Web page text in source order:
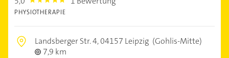
PHYSIOTHERAPIE
Landsberger Str. 4,04157 Leipzig (Gohlis-Mitte)
7,9 km